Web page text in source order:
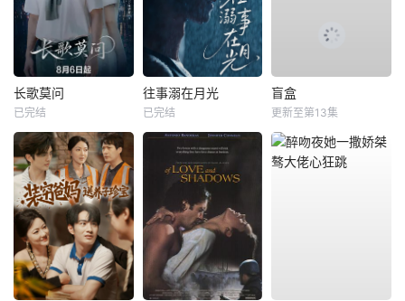
长歌莫问
已完结
往事溺在月光
已完结
盲盒
更新至第13集